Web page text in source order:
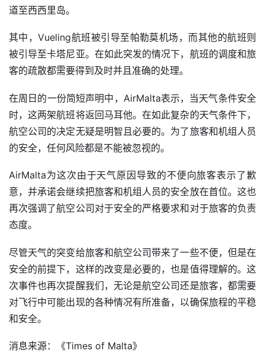
道至西西里岛。
其中，Vueling航班被引导至帕勒莫机场，而其他的航班则
被引导至卡塔尼亚。在如此突发的情况下，航班的调度和旅
客的疏散都需要得到及时并且准确的处理。
在周日的一份简短声明中，AirMalta表示，当天气条件安全
时，这两架航班将返回马耳他。在如此复杂的天气条件下，
航空公司的决定无疑是明智且必要的。为了旅客和机组人员
的安全，任何风险都是不能被忽视的。
AirMalta为这次由于天气原因导致的不便向旅客表示了歉
意，并承诺会继续把旅客和机组人员的安全放在首位。这也
再次强调了航空公司对于安全的严格要求和对于旅客的负责
态度。
尽管天气的突变给旅客和航空公司带来了一些不便，但是在
安全的前提下，这样的改变是必要的，也是值得理解的。这
次事件也再次提醒我们，无论是航空公司还是旅客，都需要
对飞行中可能出现的各种情况有所准备，以确保旅程的平稳
和安全。
消息来源：《Times of Malta》